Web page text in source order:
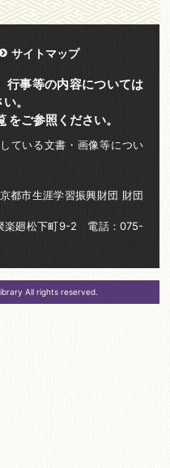
サイトマップ
行事等の内容については
。
をご参照ください。
ている文書・画像等につい
都市生涯学習振興財団 財団
楽廻松下町9-2 電話：075-
All rights reserved.